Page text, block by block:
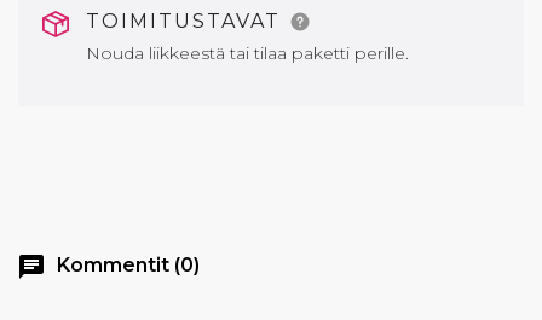
TOIMITUSTAVAT
Nouda liikkeestä tai tilaa paketti perille.
chat Kommentit (0)